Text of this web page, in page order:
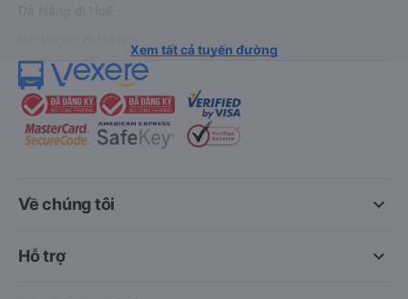
Xem tất cả tuyến đường
keyboard_arrow_down
Về chúng tôi
keyboard_arrow_down
Hỗ trợ